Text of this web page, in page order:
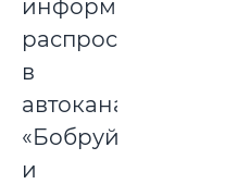
информация
распространилась
в
автоканал
«Бобруйск»
и